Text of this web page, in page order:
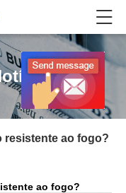
resistente ao fogo?
ao fogo?